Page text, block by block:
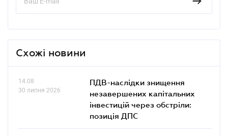
Схожі новини
14.08
30 липня 2026
ПДВ-наслідки знищення
незавершених капітальних
інвестицій через обстріли:
позиція ДПС